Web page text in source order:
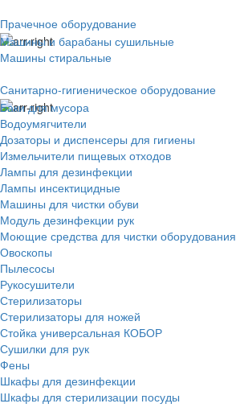
Прачечное оборудование
Машины и барабаны сушильные
Машины стиральные
Санитарно-гигиеническое оборудование
Баки для мусора
Водоумягчители
Дозаторы и диспенсеры для гигиены
Измельчители пищевых отходов
Лампы для дезинфекции
Лампы инсектицидные
Машины для чистки обуви
Модуль дезинфекции рук
Моющие средства для чистки оборудования
Овоскопы
Пылесосы
Рукосушители
Стерилизаторы
Стерилизаторы для ножей
Стойка универсальная КОБОР
Сушилки для рук
Фены
Шкафы для дезинфекции
Шкафы для стерилизации посуды